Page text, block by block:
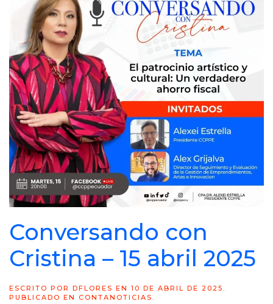
Conversando con
Cristina – 15 abril 2025
ESCRITO POR DFLORES EN 10 DE ABRIL DE 2025 .
PUBLICADO EN CONTANOTICIAS .